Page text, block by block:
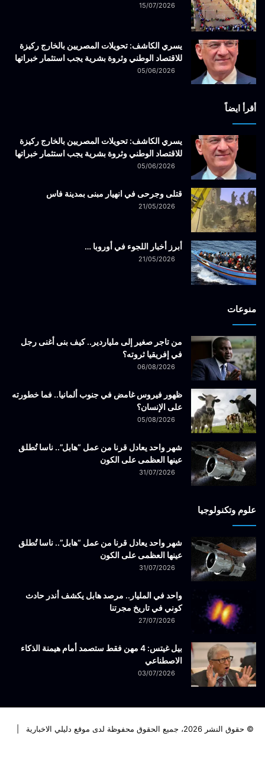
15/07/2026
يسري الكاشف: تحويلات المصريين بالخارج ركيزة
للاقتصاد الوطني وثروة بشرية يجب استثمار خبراتها
05/06/2026
أقرأ ايضاً
يسري الكاشف: تحويلات المصريين بالخارج ركيزة
للاقتصاد الوطني وثروة بشرية يجب استثمار خبراتها
05/06/2026
قتلى وجرحى في انهيار مبنى بمدينة فاس
21/05/2026
أبرز أخبار اللجوء في أوروبا …
21/05/2026
منوعات
من تاجر صغير إلى ملياردير.. كيف بنى أغنى رجل
في إفريقيا ثروته؟
06/08/2026
ظهور فيروس غامض في جنوب ألمانيا.. فما خطورته
على الإنسان؟
05/08/2026
شهر واحد يعادل قرنا من عمل “هابل”.. ناسا تُطلق
عينها العظمى على الكون
31/07/2026
علوم وتكنولوجيا
شهر واحد يعادل قرنا من عمل “هابل”.. ناسا تُطلق
عينها العظمى على الكون
31/07/2026
واحد في المليار.. مرصد هابل يكشف أندر حادث
كوني في تاريخ مجرتنا
27/07/2026
بيل غيتس: 4 مهن فقط ستصمد أمام هيمنة الذكاء
الاصطناعي
03/07/2026
© حقوق النشر 2026، جميع الحقوق محفوظة لدى موقع دليلي الاخبارية |